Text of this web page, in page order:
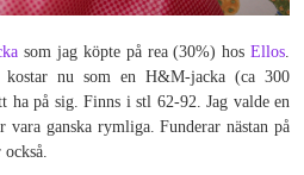
som jag köpte på rea (30%) hosEllos.
kostar nu som en H&M-jacka (ca 300
ha på sig. Finns i stl 62-92. Jag valde en
vara ganska rymliga. Funderar nästan på